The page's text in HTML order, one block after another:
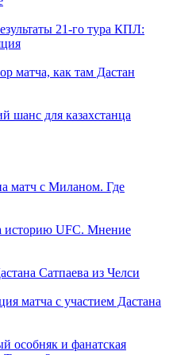
21-го тура КПЛ:
матча, как там Дастан
шанс для казахстанца
матч с Миланом. Где
историю UFC. Мнение
Сатпаева из Челси
матча с участием Дастана
особняк и фанатская